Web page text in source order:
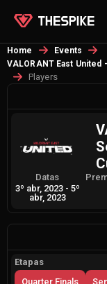
Home
Events
VALORANT East United
Players
Datas
3º abr, 2023 - 5º
abr, 2023
Etapas
Quarter Finals